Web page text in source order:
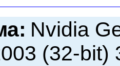
Nvidia
(32-bit)